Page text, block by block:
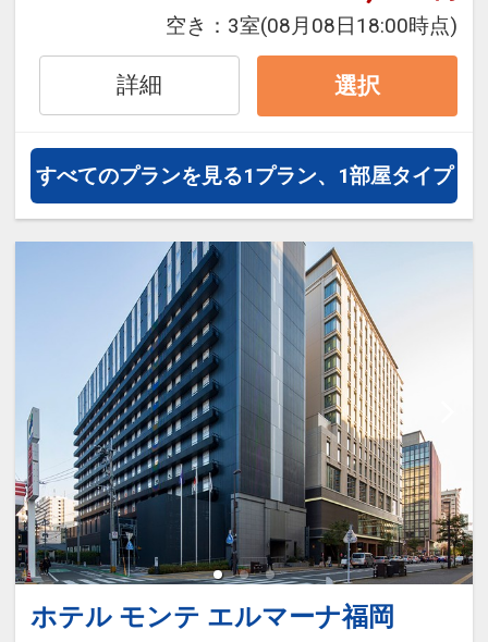
トマイルが50%貯まります。
空き： 3室(08月08日18:00時点)
詳細 選択
すべてのプランを見る1プラン、1部屋タイプ
ホテル モンテ エルマーナ福岡